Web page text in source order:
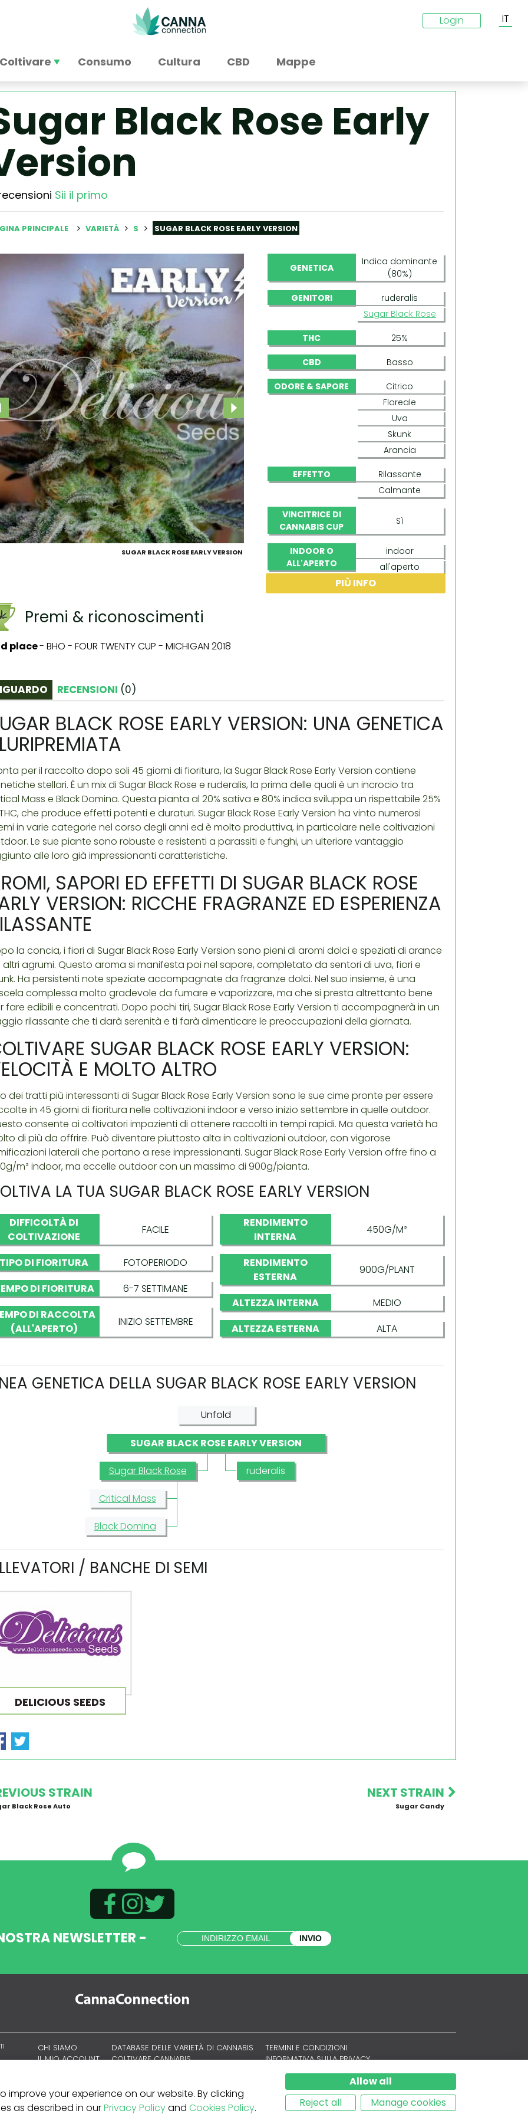
Login IT
Coltivare Consumo Cultura CBD Mappe
Black Rose Early
Sii il primo
PRINCIPALE VARIETÀ S SUGAR BLACK ROSE EARLY VERSION
SUGAR BLACK ROSE EARLY VERSION
GENETICA
Indica dominante
(80%)
GENITORI
ruderalis
Sugar Black Rose
THC 25%
CBD Basso
ODORE & SAPORE
Citrico
Floreale
Uva
Skunk
Arancia
EFFETTO
Rilassante
Calmante
VINCITRICE DI
CANNABIS CUP
Sì
INDOOR O
ALL'APERTO
indoor
all'aperto
Greenhouse
PIÙ INFO
Premi & riconoscimenti
place- BHO - FOUR TWENTY CUP - MICHIGAN 2018
RECENSIONI (0)
BLACK ROSE EARLY VERSION: UNA GENETICA
per il raccolto dopo soli 45 giorni di fioritura, la Sugar Black Rose Early Version contiene
stellari. È un mix di Sugar Black Rose e ruderalis, la prima delle quali è un incrocio tra
Mass e Black Domina. Questa pianta al 20% sativa e 80% indica sviluppa un rispettabile 25%
che produce effetti potenti e duraturi. Sugar Black Rose Early Version ha vinto numerosi
in varie categorie nel corso degli anni ed è molto produttiva, in particolare nelle coltivazioni
Le sue piante sono robuste e resistenti a parassiti e funghi, un ulteriore vantaggio
alle loro già impressionanti caratteristiche.
SAPORI ED EFFETTI DI SUGAR BLACK ROSE
VERSION: RICCHE FRAGRANZE ED ESPERIENZA
la concia, i fiori di Sugar Black Rose Early Version sono pieni di aromi dolci e speziati di arance
altri agrumi. Questo aroma si manifesta poi nel sapore, completato da sentori di uva, fiori e
Ha persistenti note speziate accompagnate da fragranze dolci. Nel suo insieme, è una
complessa molto gradevole da fumare e vaporizzare, ma che si presta altrettanto bene
fare edibili e concentrati. Dopo pochi tiri, Sugar Black Rose Early Version ti accompagnerà in un
rilassante che ti darà serenità e ti farà dimenticare le preoccupazioni della giornata.
SUGAR BLACK ROSE EARLY VERSION:
E MOLTO ALTRO
dei tratti più interessanti di Sugar Black Rose Early Version sono le sue cime pronte per essere
in 45 giorni di fioritura nelle coltivazioni indoor e verso inizio settembre in quelle outdoor.
consente ai coltivatori impazienti di ottenere raccolti in tempi rapidi. Ma questa varietà ha
di più da offrire. Può diventare piuttosto alta in coltivazioni outdoor, con vigorose
laterali che portano a rese impressionanti. Sugar Black Rose Early Version offre fino a
m² indoor, ma eccelle outdoor con un massimo di 900g/pianta.
LA TUA SUGAR BLACK ROSE EARLY VERSION
DIFFICOLTÀ DI
COLTIVAZIONE
FACILE
TIPO DI FIORITURA
FOTOPERIODO
DI FIORITURA
6-7 SETTIMANE
DI RACCOLTA
(ALL'APERTO)
INIZIO SETTEMBRE
RENDIMENTO
INTERNA
450G/M²
RENDIMENTO
ESTERNA
900G/PLANT
ALTEZZA INTERNA
MEDIO
ALTEZZA ESTERNA
ALTA
GENETICA DELLA SUGAR BLACK ROSE EARLY VERSION
Unfold
SUGAR BLACK ROSE EARLY VERSION
Sugar Black Rose
Critical Mass
Black Domina
ruderalis
/ BANCHE DI SEMI
DELICIOUS SEEDS
STRAIN
Black Rose Auto
NEXT STRAIN
Sugar Candy
NEWSLETTER - INVIO
CHI SIAMO
IL MIO ACCOUNT
DATABASE DELLE VARIETÀ DI CANNABIS
COLTIVARE CANNABIS
TERMINI E CONDIZIONI
INFORMATIVA SULLA PRIVACY
improve your experience on our website. By clicking
as described in ourPrivacy Policyand Cookies Policy.
Allow all
Reject all
Manage cookies